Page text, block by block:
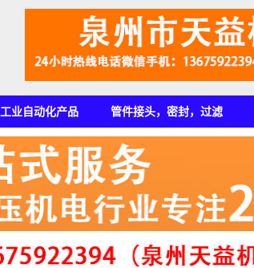
工业自动化产品 管件接头，密封，过滤